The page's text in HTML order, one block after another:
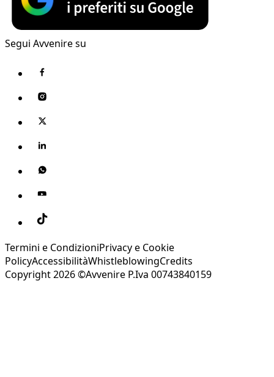
Segui Avvenire su
Termini e CondizioniPrivacy e Cookie
PolicyAccessibilitàWhistleblowingCredits
Copyright 2026 ©Avvenire P.Iva 00743840159